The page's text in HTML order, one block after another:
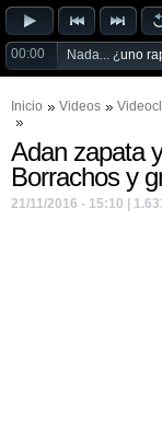
00:00 Nada... ¿uno
Inicio Videos
Adan zapata
Borrachos y
21/11/2016 - 15:10 |